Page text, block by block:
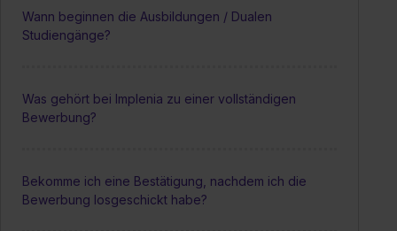
Wann beginnen die Ausbildungen / Dualen
Studiengänge?
Was gehört bei Implenia zu einer vollständigen
Bewerbung?
Bekomme ich eine Bestätigung, nachdem ich die
Bewerbung losgeschickt habe?